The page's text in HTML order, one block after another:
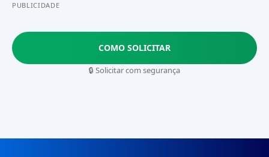
PUBLICIDADE
COMO SOLICITAR
🔒 Solicitar com segurança